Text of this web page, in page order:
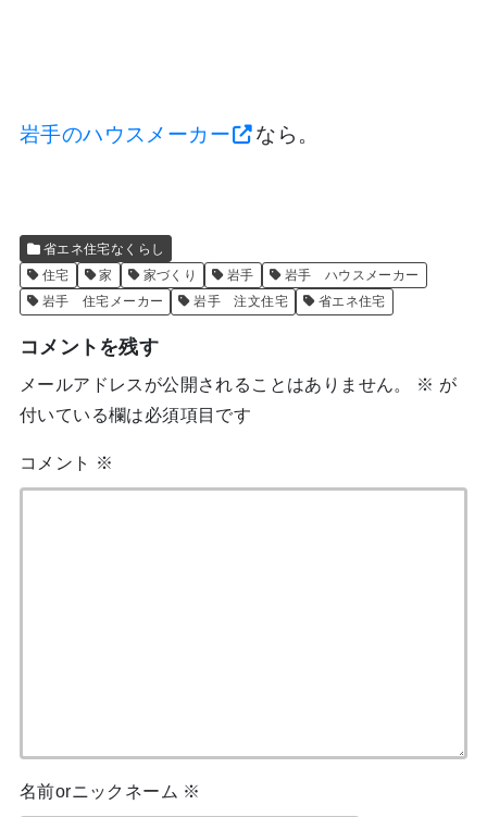
岩手のハウスメーカー なら。
省エネ住宅なくらし
住宅
家 家づくり 岩手
岩手 ハウスメーカー
岩手 住宅メーカー
岩手 注文住宅 省エネ住宅
コメントを残す
メールアドレスが公開されることはありません。 ※ が
付いている欄は必須項目です
コメント ※
名前orニックネーム ※